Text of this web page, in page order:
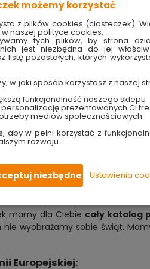
bombki choinkowe, które
drzewko – niezależnie o
czerwień i złoto to
aranżację i miejskie
co roku udziela Ci się
ofercie znajdziesz nie tylko
mijało w otoczeniu
mamy dla Ciebie cały katalog
wyobrażamy sobie świąt.
Europejskiej:
możemy korzystać
z plików cookies (ciasteczek).
naszej polityce cookies.
tych plików, by strona
jest niezbędna do jej
listę pozostałych, których
w jaki sposób korzystasz z naszej
funkcjonalność naszego sklepu
prezentowanych Ci
mediów społecznościowych.
aby w pełni korzystać z
rozwoju.
niezbędne Ustawienia